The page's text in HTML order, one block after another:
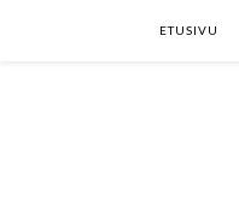
ETUSIVU